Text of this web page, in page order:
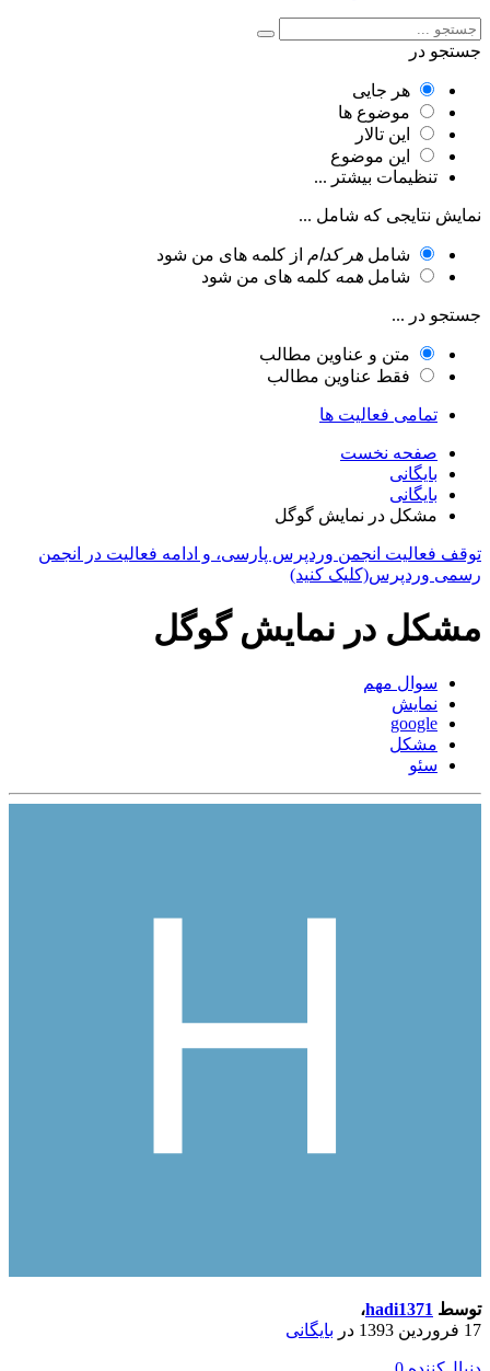
جستجو در
هر جایی
موضوع ها
این تالار
این موضوع
تنظیمات بیشتر ...
نمایش نتایجی که شامل ...
شامل هر کدام از کلمه های من شود
شامل همه کلمه های من شود
جستجو در ...
متن و عناوین مطالب
فقط عناوین مطالب
تمامی فعالیت ها
صفحه نخست
بایگانی
بایگانی
مشکل در نمایش گوگل
توقف فعالیت انجمن وردپرس پارسی، و ادامه فعالیت در انجمن
رسمی وردپرس(کلیک کنید)
مشکل در نمایش گوگل
سوال مهم
نمایش
google
مشکل
سئو
توسط hadi1371،
17 فروردین 1393
در بایگانی